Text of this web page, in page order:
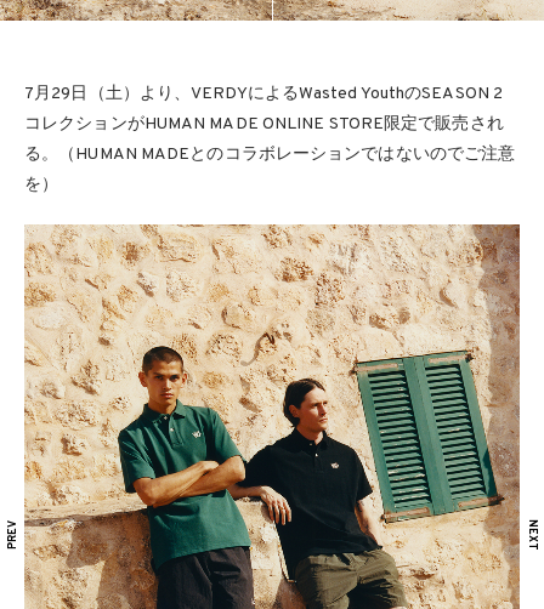
7月29日（土）より、VERDYによるWasted YouthのSEASON 2
コレクションがHUMAN MADE ONLINE STORE限定で販売され
る。（HUMAN MADEとのコラボレーションではないのでご注意
を）